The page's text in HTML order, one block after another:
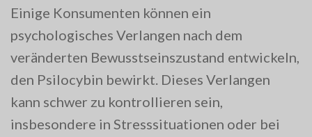
Einige Konsumenten können ein
psychologisches Verlangen nach dem
veränderten Bewusstseinszustand entwickeln,
den Psilocybin bewirkt. Dieses Verlangen
kann schwer zu kontrollieren sein,
insbesondere in Stresssituationen oder bei